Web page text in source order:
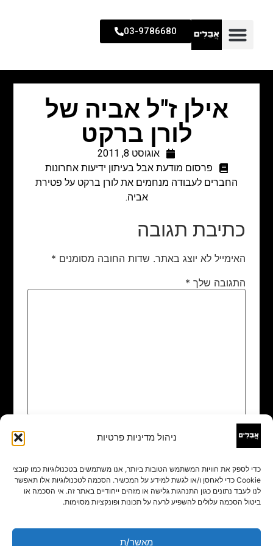
ניהול מדיניות פרטיות
כדי לספק את חוויות המשתמש הטובות ביותר, אנו משתמשים בטכנולוגיות כמו קובצי
Cookie כדי לאחסן ו/או לגשת למידע על המכשיר. הסכמה לטכנולוגיות אלו תאפשר
לנו לעבד נתונים כגון התנהגות גלישה או מזהים ייחודיים באתר זה. אי הסכמה או
ביטול הסכמה עלולים להשפיע לרעה על תכונות ופונקציות מסוימות.
מאשר/ת
03-9786680
אילן ז"ל אביה של
לורן ברקט
אוגוסט 8, 2011
פרסום מודעת אבל בעיתון ידיעות אחרונות
החברים לעבודה מנחמים את לורן ברקט על פטירת
אביה.
כתיבת תגובה
האימייל לא יוצג באתר. שדות החובה מסומנים *
התגובה שלך *
שם
אימייל*